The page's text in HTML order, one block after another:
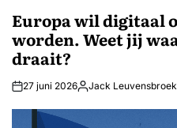
Europa wil digitaal
worden. Weet jij
draait?
27 juni 2026Geplaatst
Jack Leuvensbroek